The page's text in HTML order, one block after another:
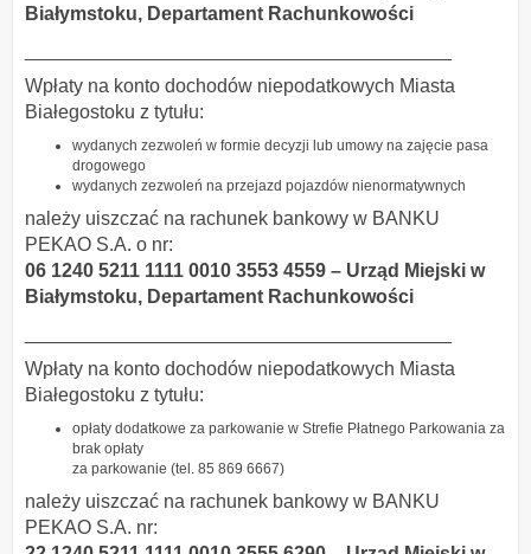
Białymstoku, Departament Rachunkowości
Wpłaty na konto dochodów niepodatkowych Miasta
Białegostoku z tytułu:
wydanych zezwoleń w formie decyzji lub umowy na zajęcie pasa
drogowego
wydanych zezwoleń na przejazd pojazdów nienormatywnych
należy uiszczać na rachunek bankowy w BANKU
PEKAO S.A. o nr:
06 1240 5211 1111 0010 3553 4559 – Urząd Miejski w
Białymstoku, Departament Rachunkowości
Wpłaty na konto dochodów niepodatkowych Miasta
Białegostoku z tytułu:
opłaty dodatkowe za parkowanie w Strefie Płatnego Parkowania za
brak opłaty
za parkowanie (tel. 85 869 6667)
należy uiszczać na rachunek bankowy w BANKU
PEKAO S.A. nr: